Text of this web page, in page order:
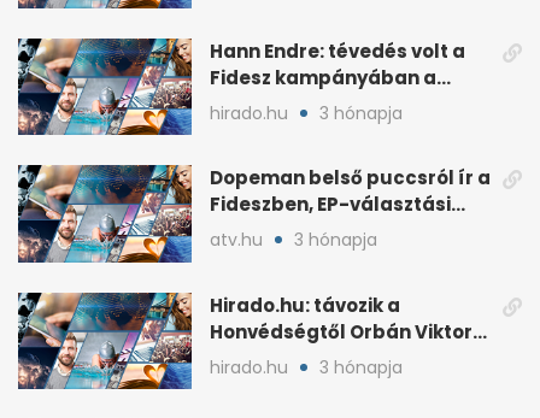
Hann Endre: tévedés volt a
Fidesz kampányában a
háborús veszély
hirado.hu 3 hónapja
Dopeman belső puccsról ír a
Fideszben, EP-választási
árral
atv.hu 3 hónapja
Hirado.hu: távozik a
Honvédségtől Orbán Viktor
fia, Orbán Gáspár
hirado.hu 3 hónapja